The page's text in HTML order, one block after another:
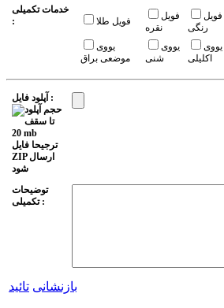
خدمات تکمیلی
:
فویل طلا
فویل
نقره
فویل
رنگی
یووی
موضعی براق
یووی
شنی
یووی
اکلیلی
آپلود فایل :
توضیحات
تکمیلی :
تائید بازنشانی